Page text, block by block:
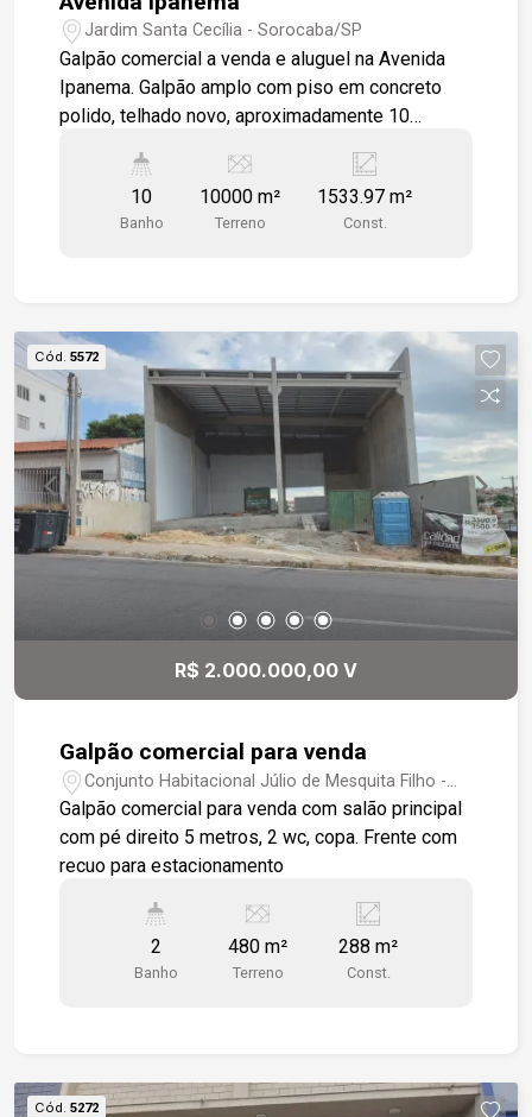
Jardim Santa Cecília - Sorocaba/SP
Galpão comercial a venda e aluguel na Avenida
Ipanema. Galpão amplo com piso em concreto
polido, telhado novo, aproximadamente 10
depósito, Galpão secundário, mezanino com sala
grande , 2 menores e 2 wc. espaço para adm com
3 salas, cozinha e wc. Amplo pátio para manobra
10
Banho
10000 m²
Terreno
1533.97 m²
Const.
Cód. 5572
R$ 2.000.000,00 V
Galpão comercial para venda
Conjunto Habitacional Júlio de Mesquita Filho -
Sorocaba/SP
Galpão comercial para venda com salão principal
com pé direito 5 metros, 2 wc, copa. Frente com
recuo para estacionamento
2
Banho
480 m²
Terreno
288 m²
Const.
Cód. 5272